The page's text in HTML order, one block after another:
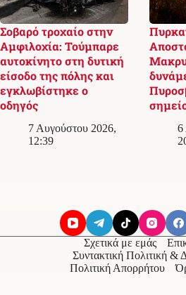
Σοβαρό τροχαίο στην
Αμφιλοχία: Τούμπαρε
αυτοκίνητο στη δυτική
είσοδο της πόλης και
εγκλωβίστηκε ο
οδηγός
7 Αυγούστου 2026,
12:39
6
Σχετικά με εμάς
Συντακτική Πολιτική &
Πολιτική Απορρήτου